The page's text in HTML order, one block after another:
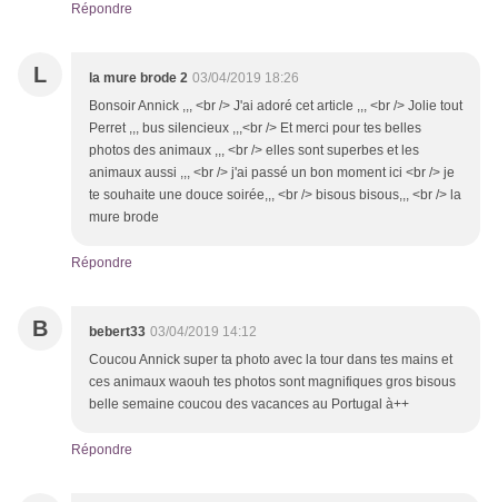
Répondre
L la mure brode 2 03/04/2019 18:26
Bonsoir Annick ,,, <br /> J'ai adoré cet article ,,, <br /> Jolie tout
Perret ,,, bus silencieux ,,,<br /> Et merci pour tes belles
photos des animaux ,,, <br /> elles sont superbes et les
animaux aussi ,,, <br /> j'ai passé un bon moment ici <br /> je
te souhaite une douce soirée,,, <br /> bisous bisous,,, <br /> la
mure brode
Répondre
B bebert33 03/04/2019 14:12
Coucou Annick super ta photo avec la tour dans tes mains et
ces animaux waouh tes photos sont magnifiques gros bisous
belle semaine coucou des vacances au Portugal à++
Répondre